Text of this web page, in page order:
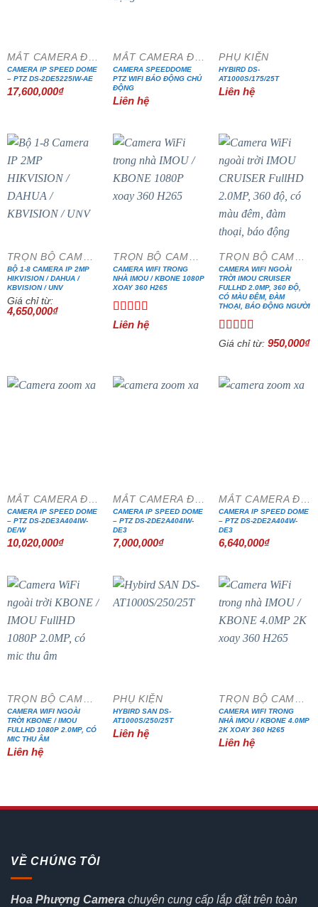
CAMERA IP SPEED DOME
– PTZ DS-2DE5225IW-AE
17,600,000₫
CAMERA SPEEDDOME
PTZ WIFI BÁO ĐỘNG CHỦ
ĐỘNG
Liên hệ
PHỤ KIỆN
HYBIRD DS-
AT1000S/175/25T
Liên hệ
TRỌN BỘ CAMERA IP CAO CẤP
BỘ 1-8 CAMERA IP 2MP
HIKVISION / DAHUA /
KBVISION / UNV
Giá chỉ từ:
4,650,000₫
TRỌN BỘ CAMERA IP WIFI
CAMERA WIFI TRONG
NHÀ IMOU / KBONE 1080P
XOAY 360 H265
Được xếp
5.00
Liên hệ
TRỌN BỘ CAMERA IP WIFI
CAMERA WIFI NGOÀI
TRỜI IMOU CRUISER
FULLHD 2.0MP, 360 ĐỘ,
CÓ MÀU ĐÊM, ĐÀM
THOẠI, BÁO ĐỘNG NGƯỜI
Được xếp
Giá chỉ từ:950,000₫
MẮT CAMERA ĐẶC CHỦNG
CAMERA IP SPEED DOME
– PTZ DS-2DE3A404IW-
DE/W
10,020,000₫
MẮT CAMERA ĐẶC CHỦNG
CAMERA IP SPEED DOME
– PTZ DS-2DE2A404IW-
DE3
7,000,000₫
MẮT CAMERA ĐẶC CHỦNG
CAMERA IP SPEED DOME
– PTZ DS-2DE2A404W-
DE3
6,640,000₫
TRỌN BỘ CAMERA IP WIFI
CAMERA WIFI NGOÀI
TRỜI KBONE / IMOU
FULLHD 1080P 2.0MP, CÓ
MIC THU ÂM
Liên hệ
PHỤ KIỆN
HYBIRD SAN DS-
AT1000S/250/25T
Liên hệ
TRỌN BỘ CAMERA IP WIFI
CAMERA WIFI TRONG
NHÀ IMOU / KBONE 4.0MP
2K XOAY 360 H265
Liên hệ
VỀ CHÚNG TÔI
Hoa Phượng Camera chuyên cung cấp lắp đặt trên toàn